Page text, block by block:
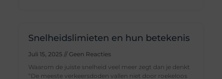
Snelheidslimieten en hun betekenis
Juli 15, 2025
Geen Reacties
Waarom de juiste snelheid veel meer zegt dan je denkt
“De meeste verkeersdoden vallen niet door roekeloos